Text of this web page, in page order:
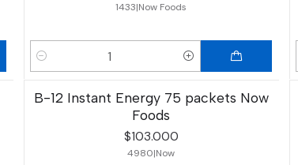
1433|Now Foods
Cantidad
B-12 Instant Energy 75 packets Now
Foods
$103.000
4980|Now